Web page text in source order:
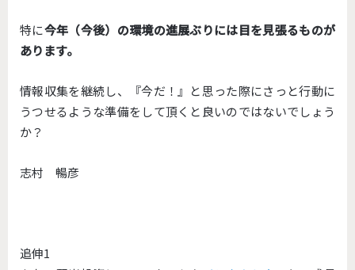
特に今年（今後）の環境の進展ぶりには目を見張るものが
あります。
情報収集を継続し、『今だ！』と思った際にさっと行動に
うつせるような準備をして頂くと良いのではないでしょう
か？
志村 暢彦
追伸1